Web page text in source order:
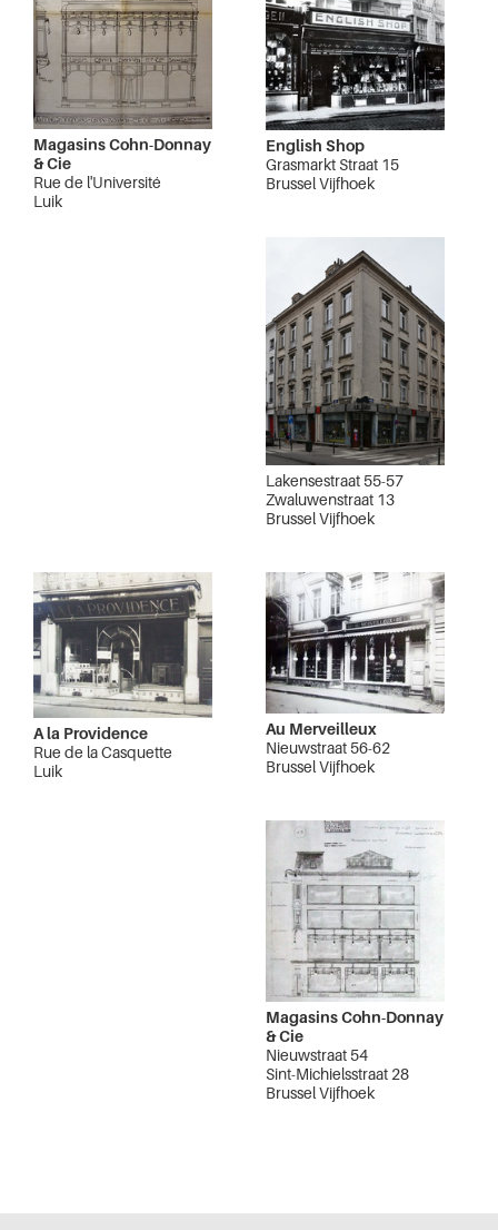
Magasins Cohn-Donnay
& Cie
Rue de l'Université
Luik
English Shop
Grasmarkt Straat 15
Brussel Vijfhoek
Lakensestraat 55-57
Zwaluwenstraat 13
Brussel Vijfhoek
A la Providence
Rue de la Casquette
Luik
Au Merveilleux
Nieuwstraat 56-62
Brussel Vijfhoek
Magasins Cohn-Donnay
& Cie
Nieuwstraat 54
Sint-Michielsstraat 28
Brussel Vijfhoek